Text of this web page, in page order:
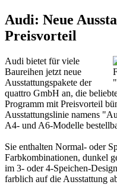
Audi: Neue
Preisvorteil
Audi bietet für viele
Baureihen jetzt neue
Ausstattungspakete der
quattro GmbH an, die
Programm mit Preisvorteil
Ausstattungslinie namens
A4- und A6-Modelle
Sie enthalten Normal- oder
Farbkombinationen, dunkel
im 3- oder 4-Speichen-
farblich auf die Ausstattung